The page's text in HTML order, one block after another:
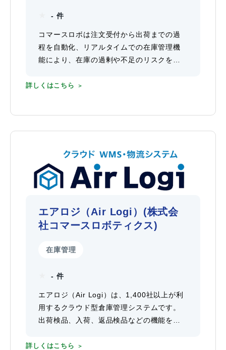
- 件
コマースロボは注文受付から出荷までの過
程を自動化、リアルタイムでの在庫管理機
能により、在庫の過剰や不足のリスクを大
詳しくはこちら
エアロジ（Air Logi）(株式会
社コマースロボティクス)
- 件
在庫管理
エアロジ（Air Logi）は、1,400社以上が利
用するクラウド型倉庫管理システムです。
出荷検品、入荷、返品検品などの機能を備
詳しくはこちら